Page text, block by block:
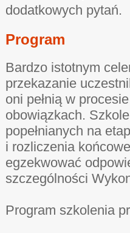
dodatkowych pytań.
Program
Bardzo istotnym
przekazanie
oni pełnią w
obowiązkach.
popełnianych na
i rozliczenia
egzekwować
szczególności
Program szkolenia